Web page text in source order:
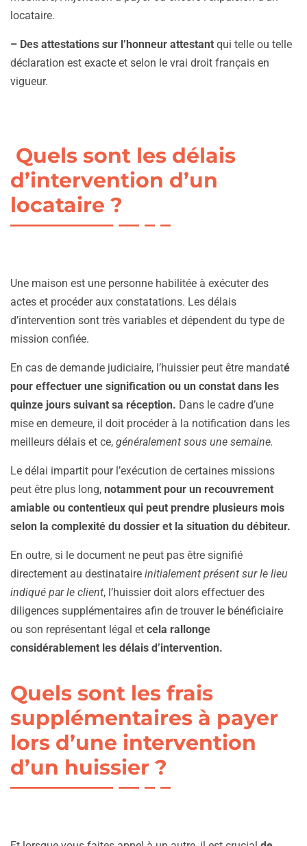
locataire.
– Des attestations sur l’honneur attestant qui telle ou telle
déclaration est exacte et selon le vrai droit français en
vigueur.
Quels sont les délais
d’intervention d’un
locataire ?
Une maison est une personne habilitée à exécuter des
actes et procéder aux constatations. Les délais
d’intervention sont très variables et dépendent du type de
mission confiée.
En cas de demande judiciaire, l’huissier peut être mandaté
pour effectuer une signification ou un constat dans les
quinze jours suivant sa réception. Dans le cadre d’une
mise en demeure, il doit procéder à la notification dans les
meilleurs délais et ce, généralement sous une semaine.
Le délai impartit pour l’exécution de certaines missions
peut être plus long, notamment pour un recouvrement
amiable ou contentieux qui peut prendre plusieurs mois
selon la complexité du dossier et la situation du débiteur.
En outre, si le document ne peut pas être signifié
directement au destinataire initialement présent sur le lieu
indiqué par le client, l’huissier doit alors effectuer des
diligences supplémentaires afin de trouver le bénéficiaire
ou son représentant légal et cela rallonge
considérablement les délais d’intervention.
Quels sont les frais
supplémentaires à payer
lors d’une intervention
d’un huissier ?